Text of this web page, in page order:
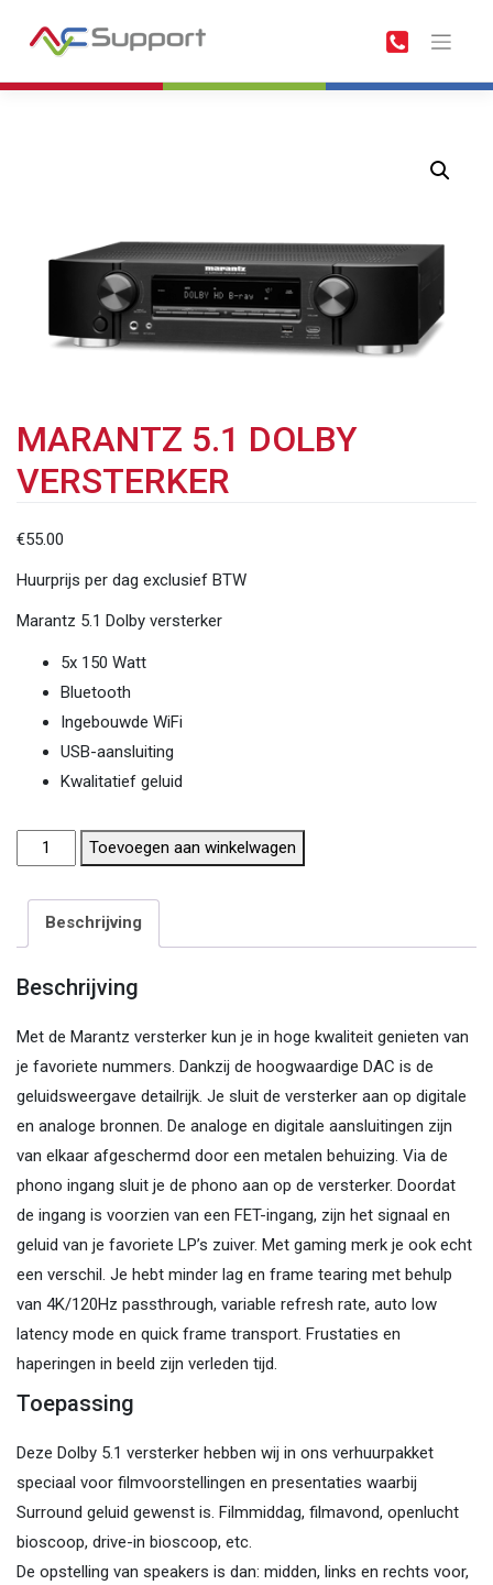
naar
MARANTZ 5.1 DOLBY
VERSTERKER
€55.00
Huurprijs per dag exclusief BTW
Marantz 5.1 Dolby versterker
5x 150 Watt
Bluetooth
Ingebouwde WiFi
USB-aansluiting
Kwalitatief geluid
Marantz
5.1
Dolby
versterker
Toevoegen aan winkelwagen
Beschrijving
Beschrijving
Met de Marantz versterker kun je in hoge kwaliteit genieten van
je favoriete nummers. Dankzij de hoogwaardige DAC is de
geluidsweergave detailrijk. Je sluit de versterker aan op digitale
en analoge bronnen. De analoge en digitale aansluitingen zijn
van elkaar afgeschermd door een metalen behuizing. Via de
phono ingang sluit je de phono aan op de versterker. Doordat
de ingang is voorzien van een FET-ingang, zijn het signaal en
geluid van je favoriete LP’s zuiver. Met gaming merk je ook echt
een verschil. Je hebt minder lag en frame tearing met behulp
van 4K/120Hz passthrough, variable refresh rate, auto low
latency mode en quick frame transport. Frustaties en
haperingen in beeld zijn verleden tijd.
Toepassing
Deze Dolby 5.1 versterker hebben wij in ons verhuurpakket
speciaal voor filmvoorstellingen en presentaties waarbij
Surround geluid gewenst is. Filmmiddag, filmavond, openlucht
bioscoop, drive-in bioscoop, etc.
De opstelling van speakers is dan: midden, links en rechts voor,